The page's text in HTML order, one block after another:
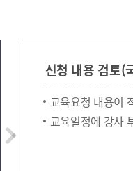
신청 내용 검토(
교육요청 내용이
교육일정에 강사